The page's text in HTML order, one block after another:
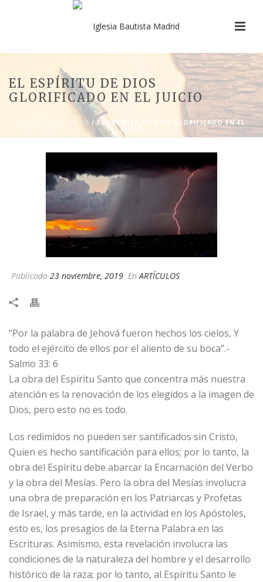
EL ESPÍRITU DE DIOS
GLORIFICADO EN EL JUICIO
/ ARTÍCULOS/ EL ESPÍRITU DE DIOS GLORIFICADO EN EL
JUICIO
Publicado 23 noviembre, 2019 EnARTÍCULOS
“Por la palabra de Jehová fueron hechos los cielos, Y
todo el ejército de ellos por el aliento de su boca”.-
Salmo 33: 6
La obra del Espíritu Santo que concentra más nuestra
atención es la renovación de los elegidos a la imagen de
Dios, pero esto no es todo.
Los redimidos no pueden ser santificados sin Cristo,
Quien es hecho santificación para ellos; por lo tanto, la
obra del Espíritu debe abarcar la Encarnación del Verbo
y la obra del Mesías. Pero la obra del Mesías involucra
una obra de preparación en los Patriarcas y Profetas
de Israel, y más tarde, en la actividad en los Apóstoles,
esto es, los presagios de la Eterna Palabra en las
Escrituras. Asimismo, esta revelación involucra las
condiciones de la naturaleza del hombre y el desarrollo
histórico de la raza; por lo tanto, al Espíritu Santo le